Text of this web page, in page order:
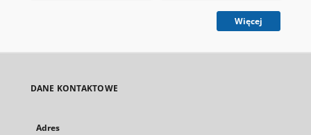
Więcej
DANE KONTAKTOWE
Adres